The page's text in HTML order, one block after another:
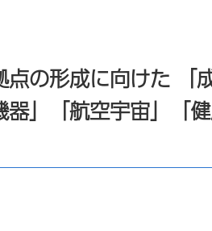
の形成に向けた 「
」「航空宇宙」「